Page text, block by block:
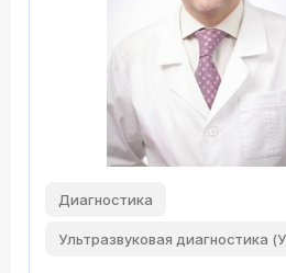
Диагностика
Ультразвуковая диагностика